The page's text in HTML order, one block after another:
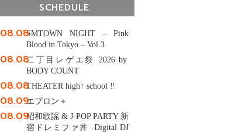
SCHEDULE
08.08SMTOWN NIGHT – Pink
Blood in Tokyo – Vol.3
08.08二丁目レゲエ祭 2026 by
BODY COUNT
08.08THEATER high↑ school ‼
08.09エプロン＋
08.09昭和歌謡 & J-POP PARTY 新
宿ドレミファ丼 -Digital DJ